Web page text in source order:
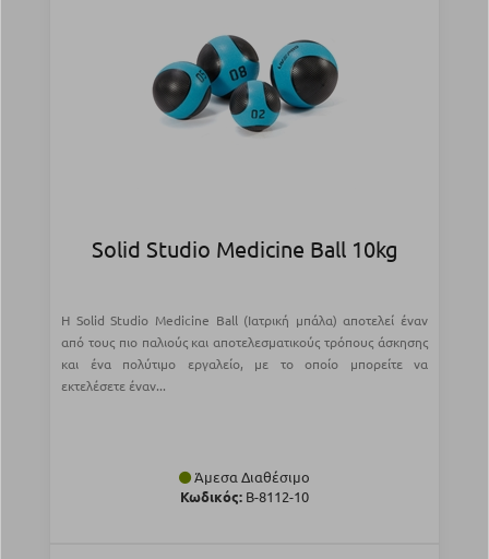
Solid Studio Medicine Ball 10kg
Η Solid Studio Medicine Ball (Ιατρική μπάλα) αποτελεί έναν
από τους πιο παλιούς και αποτελεσματικούς τρόπους άσκησης
και ένα πολύτιμο εργαλείο, με το οποίο μπορείτε να
εκτελέσετε έναν...
Άμεσα Διαθέσιμο
Κωδικός: Β-8112-10